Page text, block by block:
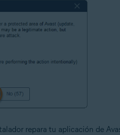
repara tu aplicación de